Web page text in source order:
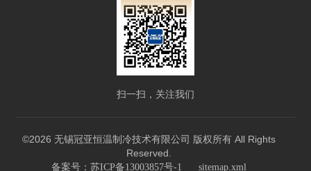
扫一扫，关注我们
©2026 无锡冠亚恒温制冷技术有限公司 版权所有 All Rights
Reserved.
备案号：苏ICP备13003857号-1 sitemap.xml